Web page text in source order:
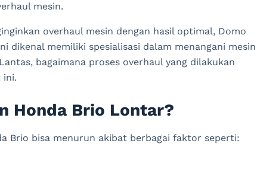
mesin.
overhaul mesin dengan hasil optimal, Domo
dikenal memiliki spesialisasi dalam menangani mesin
bagaimana proses overhaul yang dilakukan
ini.
Honda Brio Lontar?
Brio bisa menurun akibat berbagai faktor seperti: